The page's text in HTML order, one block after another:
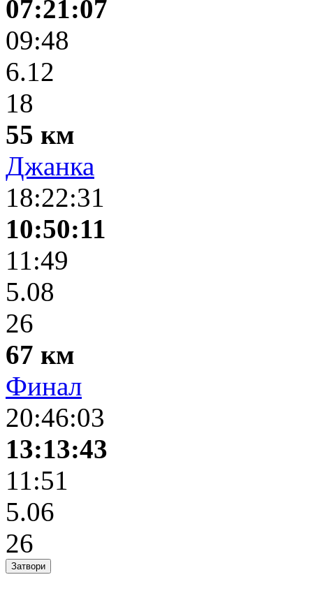
07:21:07
09:48
6.12
18
55 км
Джанка
18:22:31
10:50:11
11:49
5.08
26
67 км
Финал
20:46:03
13:13:43
11:51
5.06
26
Затвори